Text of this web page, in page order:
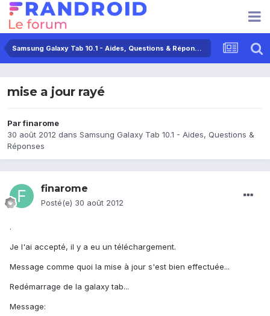
Samsung Galaxy Tab 10.1 - Aides, Questions & Réponses
mise a jour rayé
Parfinarome
30 août 2012 dans Samsung Galaxy Tab 10.1 - Aides, Questions &
Réponses
finarome
Posté(e) 30 août 2012
.
Je l'ai accepté, il y a eu un téléchargement.
Message comme quoi la mise à jour s'est bien effectuée...
Redémarrage de la galaxy tab...
Message: